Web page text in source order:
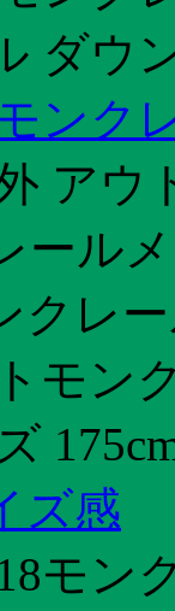
ダウ
ンク
アウ
ール
クレ
モン
ズ感
モン